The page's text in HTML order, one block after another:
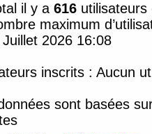
il y a 616
maximum
Juillet 2026 16:08
inscrits : Aucun
sont basées